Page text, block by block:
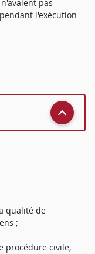
pas
l'exécution
qualité de
;
procédure civile,